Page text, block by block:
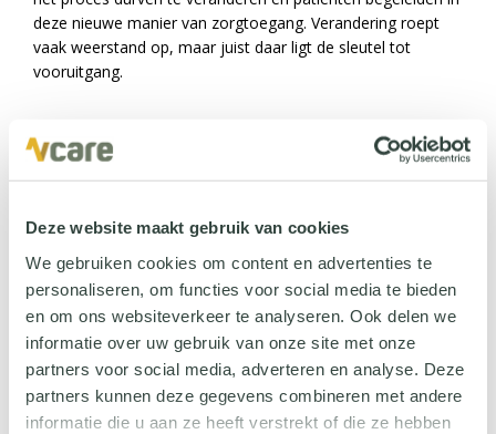
Deze website maakt gebruik van cookies
We gebruiken cookies om content en advertenties te
personaliseren, om functies voor social media te bieden
en om ons websiteverkeer te analyseren. Ook delen we
informatie over uw gebruik van onze site met onze
partners voor social media, adverteren en analyse. Deze
partners kunnen deze gegevens combineren met andere
informatie die u aan ze heeft verstrekt of die ze hebben
deze nieuwe manier van zorgtoegang. Verandering roept
vaak weerstand op, maar juist daar ligt de sleutel tot
vooruitgang.
Je leest het al terug in dit artikel: deze aanpak kent vele
zorg vraagt om samenwerking, om slimme keuzes en om
partners die elkaar versterken.
Praktijk.nlen Vcare zien in elkaar de juiste partner om
huisartsenpraktijken écht verder te helpen. Met een slim
ingerichte website en een telefonieoplossing die daarop
aansluit, dragen we samen bij aan een toekomstbestendige
zorg.